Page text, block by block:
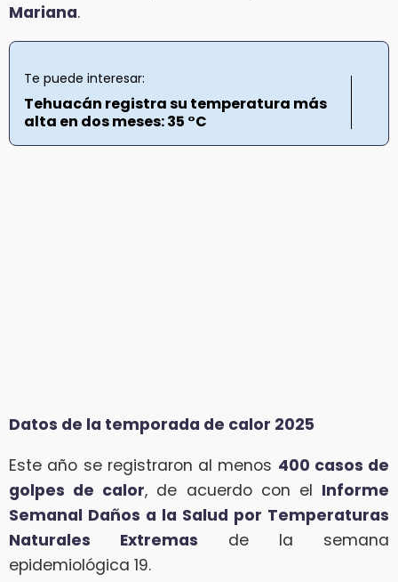
Mariana.
Te puede interesar:
Tehuacán registra su temperatura más
alta en dos meses: 35 °C
Datos de la temporada de calor 2025
Este año se registraron al menos 400 casos de
golpes de calor, de acuerdo con el Informe
Semanal Daños a la Salud por Temperaturas
Naturales Extremas de la semana
epidemiológica 19.